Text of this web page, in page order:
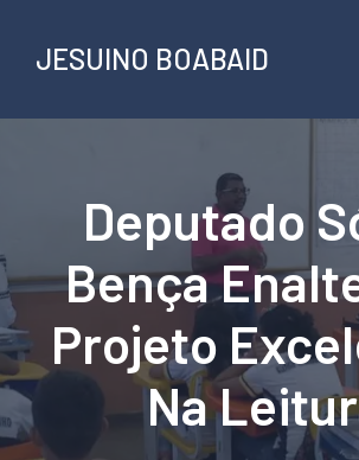
conteúdo
JESUINO BOABAID
Deputado
Bença
Projeto
Na